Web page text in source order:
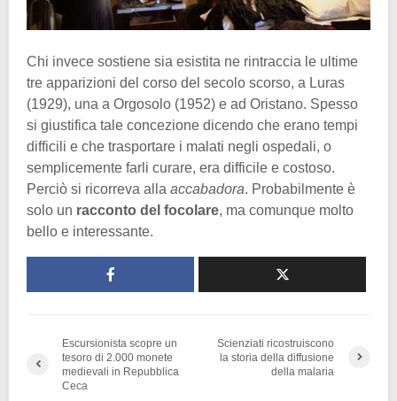
Chi invece sostiene sia esistita ne rintraccia le ultime
tre apparizioni del corso del secolo scorso, a Luras
(1929), una a Orgosolo (1952) e ad Oristano. Spesso
si giustifica tale concezione dicendo che erano tempi
difficili e che trasportare i malati negli ospedali, o
semplicemente farli curare, era difficile e costoso.
Perciò si ricorreva alla accabadora. Probabilmente è
solo un racconto del focolare, ma comunque molto
bello e interessante.
Escursionista scopre un
tesoro di 2.000 monete
medievali in Repubblica
Ceca
Scienziati ricostruiscono
la storia della diffusione
della malaria